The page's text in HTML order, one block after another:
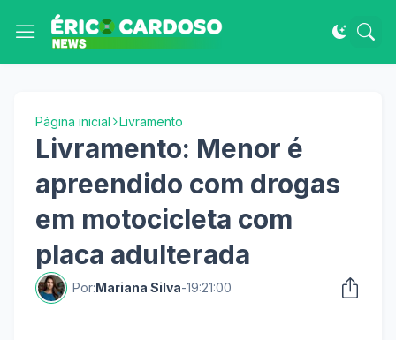
Página inicial Livramento
Livramento: Menor é
apreendido com drogas
em motocicleta com
placa adulterada
Por:Mariana Silva-19:21:00